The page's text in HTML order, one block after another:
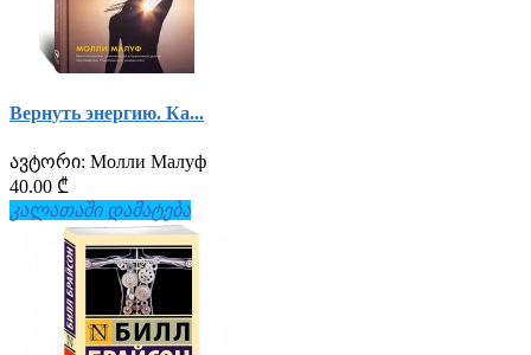
Вернуть энергию. Ка...
ავტორი: Молли Малуф
40.00 ₾
კალათაში დამატება